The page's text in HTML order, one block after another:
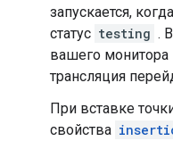
запускается,
статус testing .
вашего монитора
трансляция
При вставке
свойства